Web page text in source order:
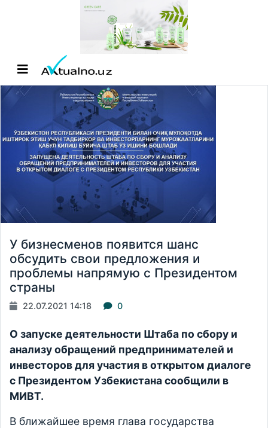
У бизнесменов появится шанс
обсудить свои предложения и
проблемы напрямую с Президентом
страны
22.07.2021 14:18 0
О запуске деятельности Штаба по сбору и
анализу обращений предпринимателей и
инвесторов для участия в открытом диалоге
с Президентом Узбекистана сообщили в
МИВТ.
В ближайшее время глава государства